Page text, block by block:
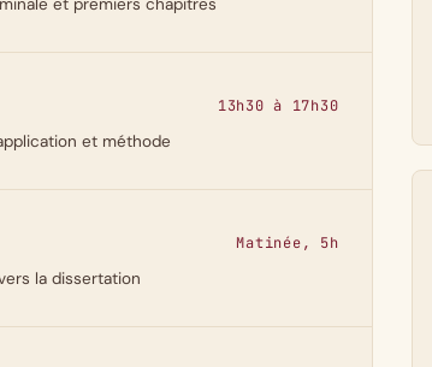
13h30 à 17h30
et méthode
Matinée, 5h
la dissertation